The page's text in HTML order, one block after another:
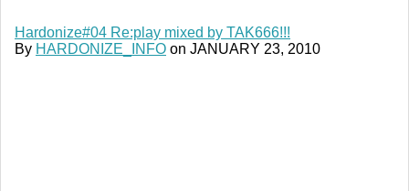
Hardonize#04 Re:play mixed by TAK666!!!
By HARDONIZE_INFO on JANUARY 23, 2010